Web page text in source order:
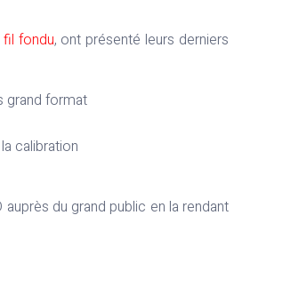
fondu, ont présenté leurs derniers
grand format
calibration
du grand public en la rendant